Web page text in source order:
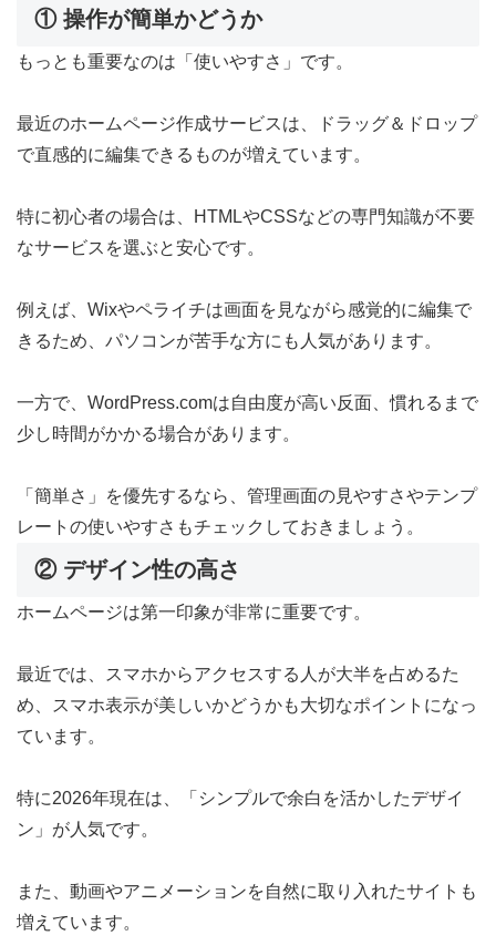
① 操作が簡単かどうか
もっとも重要なのは「使いやすさ」です。
最近のホームページ作成サービスは、ドラッグ＆ドロップ
で直感的に編集できるものが増えています。
特に初心者の場合は、HTMLやCSSなどの専門知識が不要
なサービスを選ぶと安心です。
例えば、Wixやペライチは画面を見ながら感覚的に編集で
きるため、パソコンが苦手な方にも人気があります。
一方で、WordPress.comは自由度が高い反面、慣れるまで
少し時間がかかる場合があります。
「簡単さ」を優先するなら、管理画面の見やすさやテンプ
レートの使いやすさもチェックしておきましょう。
② デザイン性の高さ
ホームページは第一印象が非常に重要です。
最近では、スマホからアクセスする人が大半を占めるた
め、スマホ表示が美しいかどうかも大切なポイントになっ
ています。
特に2026年現在は、「シンプルで余白を活かしたデザイ
ン」が人気です。
また、動画やアニメーションを自然に取り入れたサイトも
増えています。